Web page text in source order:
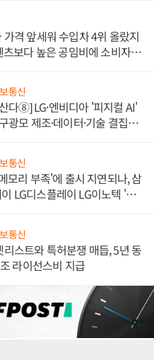
가격 앞세워 수입차 4위 올랐지
츠보다 높은 공임비에 소비자
통신
다⑧] LG·엔비디아 '피지컬 AI'
광모 제조·데이터·기술 결집
통신
모리 부족'에 출시 지연되나, 삼
LG디스플레이 LG이노텍 '탈
통신
스트와 특허분쟁 매듭, 5년 동
라이선스비 지급